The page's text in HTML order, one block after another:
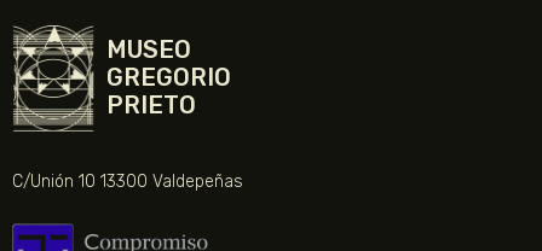
MUSEO
GREGORIO
PRIETO
C/Unión 10 13300 Valdepeñas